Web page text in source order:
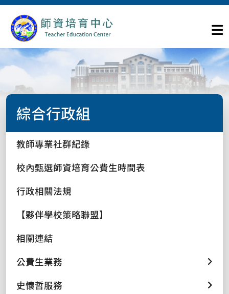
綜合行政組
教師專業社群紀錄
校內甄選師資培育公費生時間表
行政相關法規
【夥伴學校策略聯盟】
相關連結
公費生業務
史懷哲服務